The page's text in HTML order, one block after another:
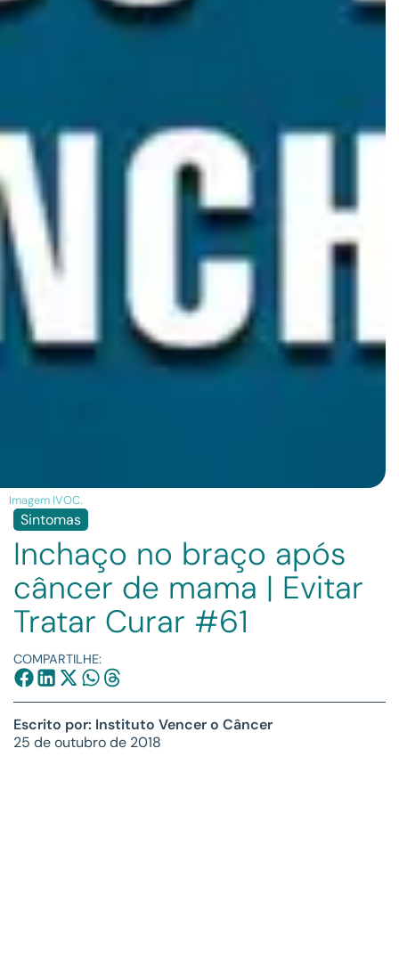
Imagem IVOC.
Sintomas
Inchaço no braço após
câncer de mama | Evitar
Tratar Curar #61
COMPARTILHE:
Escrito por: Instituto Vencer o Câncer
25 de outubro de 2018